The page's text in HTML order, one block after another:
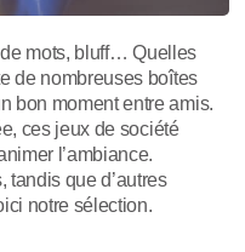
mots, bluff… Quelles
de nombreuses boîtes
bon moment entre amis.
ces jeux de société
l’ambiance.
tandis que d’autres
notre sélection.